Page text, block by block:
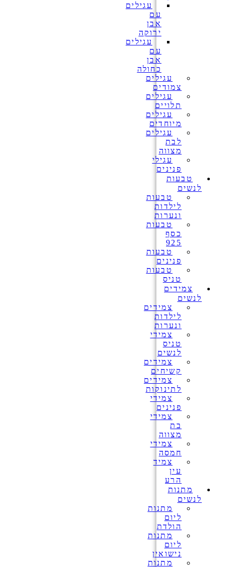
עגילים
עם
אבן
ירוקה
עגילים
עם
אבן
כחולה
עגילים
צמודים
עגילים
תלויים
עגילים
מיוחדים
עגילים
לבת
מצווה
עגילי
פנינים
טבעות
לנשים
טבעות
לילדות
ונערות
טבעות
כסף
925
טבעות
פנינים
טבעות
טניס
צמידים
לנשים
צמידים
לילדות
ונערות
צמידי
טניס
לנשים
צמידים
קשיחים
צמידים
לתינוקות
צמידי
פנינים
צמידי
בת
מצווה
צמידי
חמסה
צמיד
עין
הרע
מתנות
לנשים
מתנות
ליום
הולדת
מתנות
ליום
נישואין
מתנות